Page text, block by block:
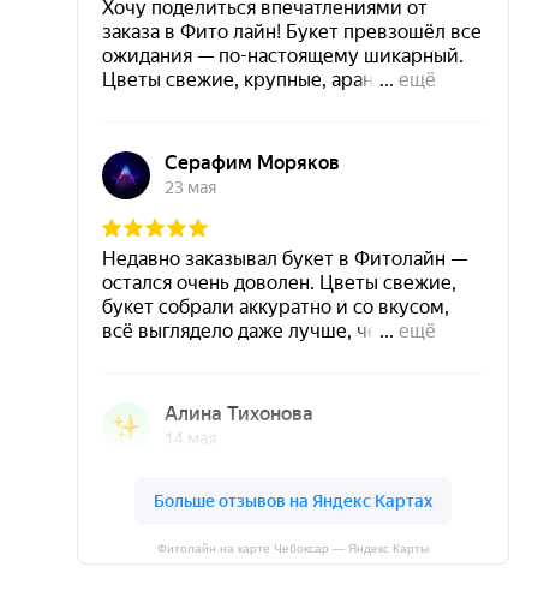
Фитолайн на карте Чебоксар — Яндекс Карты